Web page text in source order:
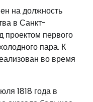
на должность
в Санкт-
проектом первого
пара. К
во время
1818 года в